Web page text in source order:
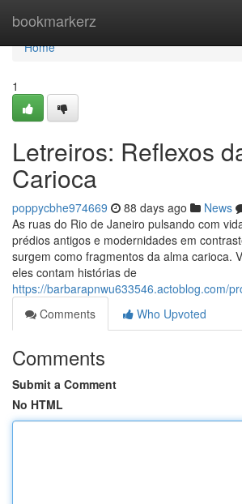
bookmarkerz
Home
Home
1
Letreiros: Reflexos
Carioca
poppycbhe974669 88 days ago News
As ruas do Rio de Janeiro pulsando com
prédios antigos e modernidades em
surgem como fragmentos da alma carioca.
eles contam histórias de
https://barbarapnwu633546.actoblog.com/
Comments
Who Upvoted
Comments
Submit a Comment
No HTML